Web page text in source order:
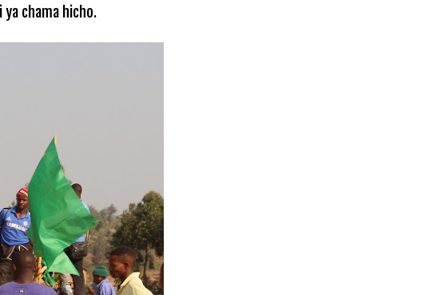
chama hicho.